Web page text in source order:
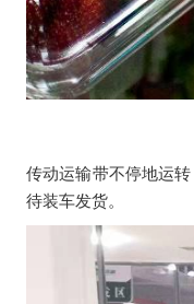
传动运输带不停地运
待装车发货。